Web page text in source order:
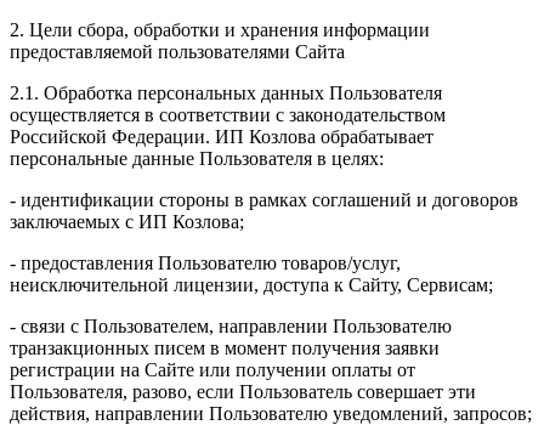
2. Цели сбора, обработки и хранения информации
предоставляемой пользователями Сайта
2.1. Обработка персональных данных Пользователя
осуществляется в соответствии с законодательством
Российской Федерации. ИП Козловa обрабатывает
персональные данные Пользователя в целях:
- идентификации стороны в рамках соглашений и договоров
заключаемых с ИП Козлова;
- предоставления Пользователю товаров/услуг,
неисключительной лицензии, доступа к Сайту, Сервисам;
- связи с Пользователем, направлении Пользователю
транзакционных писем в момент получения заявки
регистрации на Сайте или получении оплаты от
Пользователя, разово, если Пользователь совершает эти
действия, направлении Пользователю уведомлений, запросов;